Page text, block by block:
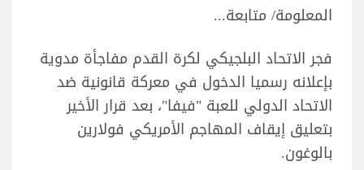
المعلومة/ متابعة...
فجر الاتحاد البلجيكي لكرة القدم مفاجأة مدوية
بإعلانه رسميا الدخول في معركة قانونية ضد
الاتحاد الدولي للعبة "فيفا"، بعد قرار الأخير
بتعليق إيقاف المهاجم الأمريكي فولارين
بالوغون.